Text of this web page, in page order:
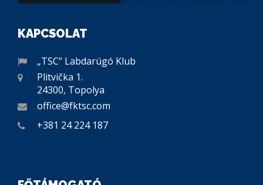
KAPCSOLAT
„TSC” Labdarúgó Klub
Plitvička 1.
24300, Topolya
office@fktsc.com
+381 24 224 187